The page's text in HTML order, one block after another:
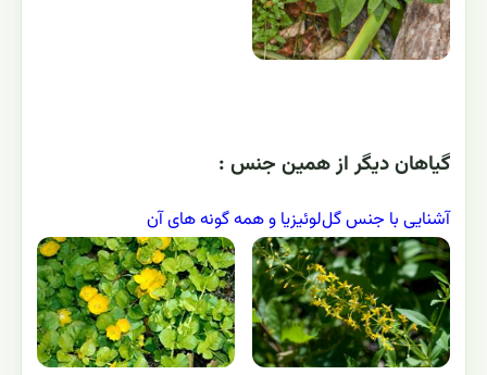
گياهان ديگر از همين جنس :
آشنایی با جنس گل‌لوئیزیا و همه گونه های آن